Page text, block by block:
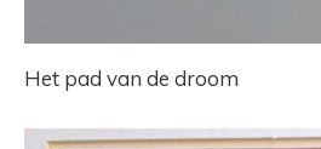
Het pad van de droom